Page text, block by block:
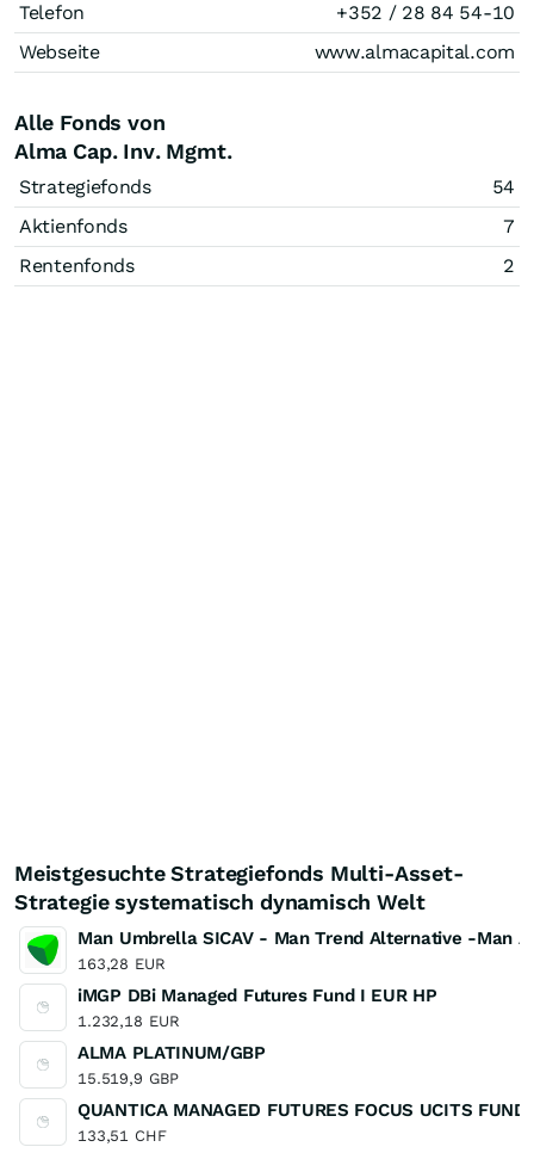
Telefon
+352 / 28 84 54-10
Webseite
www.almacapital.com
Alle Fonds von
Alma Cap. Inv. Mgmt.
Strategiefonds
54
Aktienfonds
7
Rentenfonds
2
Meistgesuchte Strategiefonds Multi-Asset-
Strategie systematisch dynamisch Welt
Man Umbrella SICAV - Man Trend Alternative -Man
163,28 EUR
iMGP DBi Managed Futures Fund I EUR HP
1.232,18 EUR
ALMA PLATINUM/GBP
15.519,9 GBP
QUANTICA MANAGED FUTURES FOCUS UCITS FUND
133,51 CHF